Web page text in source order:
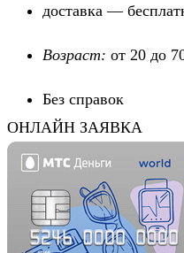
доставка —
Возраст: от 20 до
Без справок
ОНЛАЙН ЗАЯВКА